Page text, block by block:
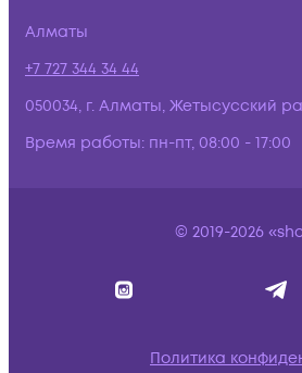
Алматы
+7 727 344 34 44
050034, г. Алматы, Жетысусский
Время работы: пн-пт, 08:00 - 17:00
© 2019-2026
Политика